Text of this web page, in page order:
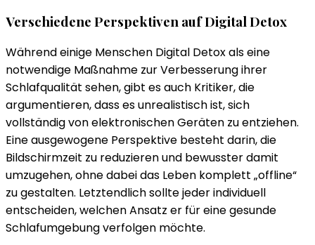
Verschiedene Perspektiven auf Digital Detox
Während einige Menschen Digital Detox als eine
notwendige Maßnahme zur Verbesserung ihrer
Schlafqualität sehen, gibt es auch Kritiker, die
argumentieren, dass es unrealistisch ist, sich
vollständig von elektronischen Geräten zu entziehen.
Eine ausgewogene Perspektive besteht darin, die
Bildschirmzeit zu reduzieren und bewusster damit
umzugehen, ohne dabei das Leben komplett „offline“
zu gestalten. Letztendlich sollte jeder individuell
entscheiden, welchen Ansatz er für eine gesunde
Schlafumgebung verfolgen möchte.